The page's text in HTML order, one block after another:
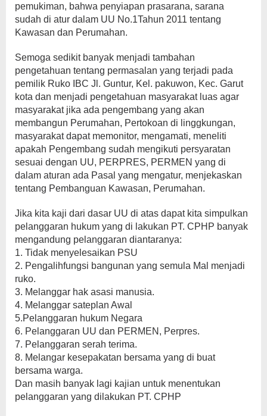
pemukiman, bahwa penyiapan prasarana, sarana
sudah di atur dalam UU No.1Tahun 2011 tentang
Kawasan dan Perumahan.
Semoga sedikit banyak menjadi tambahan
pengetahuan tentang permasalan yang terjadi pada
pemilik Ruko IBC Jl. Guntur, Kel. pakuwon, Kec. Garut
kota dan menjadi pengetahuan masyarakat luas agar
masyarakat jika ada pengembang yang akan
membangun Perumahan, Pertokoan di linggkungan,
masyarakat dapat memonitor, mengamati, meneliti
apakah Pengembang sudah mengikuti persyaratan
sesuai dengan UU, PERPRES, PERMEN yang di
dalam aturan ada Pasal yang mengatur, menjekaskan
tentang Pembanguan Kawasan, Perumahan.
Jika kita kaji dari dasar UU di atas dapat kita simpulkan
pelanggaran hukum yang di lakukan PT. CPHP banyak
mengandung pelanggaran diantaranya:
1. Tidak menyelesaikan PSU
2. Pengalihfungsi bangunan yang semula Mal menjadi
ruko.
3. Melanggar hak asasi manusia.
4. Melanggar sateplan Awal
5.Pelanggaran hukum Negara
6. Pelanggaran UU dan PERMEN, Perpres.
7. Pelanggaran serah terima.
8. Melangar kesepakatan bersama yang di buat
bersama warga.
Dan masih banyak lagi kajian untuk menentukan
pelanggaran yang dilakukan PT. CPHP